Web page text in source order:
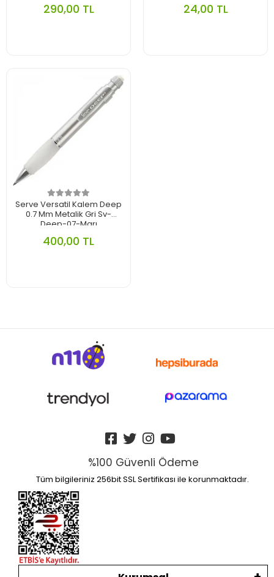
290,00 TL 24,00 TL
Serve Versatil Kalem Deep
0.7 Mm Metalik Gri Sv-
Deep-07-Mgrı
400,00 TL
%100 Güvenli Ödeme
Tüm bilgileriniz 256bit SSL Sertifikası ile korunmaktadır.